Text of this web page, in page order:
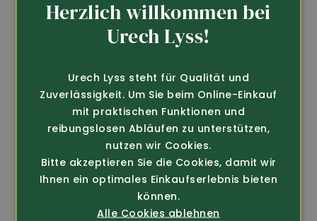
Zipfelmütze 100%
Merinowolle
Zipfelmütze 100%
Merinowolle
29.80
Herzlich willkommen bei
Urech Lyss!
Urech Lyss steht für Qualität und
Zuverlässigkeit. Um Sie beim Online-Einkauf
mit praktischen Funktionen und
reibungslosen Abläufen zu unterstützen,
nutzen wir Cookies.
Bitte akzeptieren Sie die Cookies, damit wir
Ihnen ein optimales Einkaufserlebnis bieten
können.
Alle Cookies ablehnen